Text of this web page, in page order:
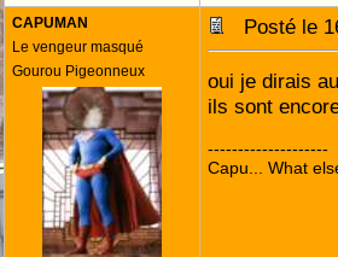
CAPUMAN
Le vengeur masqué
Gourou Pigeonneux
Posté le
oui je dirais
ils sont
--------------------
Capu... What